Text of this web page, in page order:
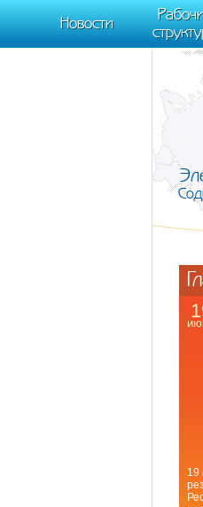
m[i].l=1*new Date(); for (var j = 0; j <
document, "script", "https://
Новости
19